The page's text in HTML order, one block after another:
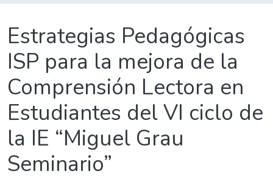
Estrategias Pedagógicas
ISP para la mejora de la
Comprensión Lectora en
Estudiantes del VI ciclo de
la IE “Miguel Grau
Seminario”